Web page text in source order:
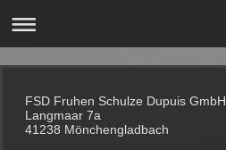
FSD Fruhen Schulze Dupuis GmbH
Langmaar 7a
41238 Mönchengladbach